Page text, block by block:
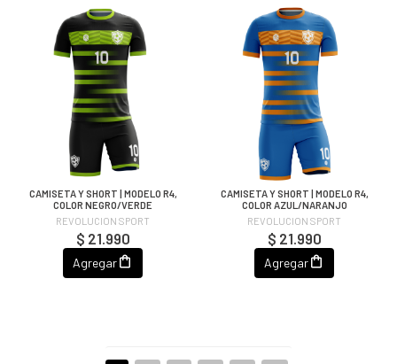
CAMISETA Y SHORT | MODELO R4,
COLOR NEGRO/VERDE
REVOLUCION SPORT
$ 21.990
Agregar
CAMISETA Y SHORT | MODELO R4,
COLOR AZUL/NARANJO
REVOLUCION SPORT
$ 21.990
Agregar